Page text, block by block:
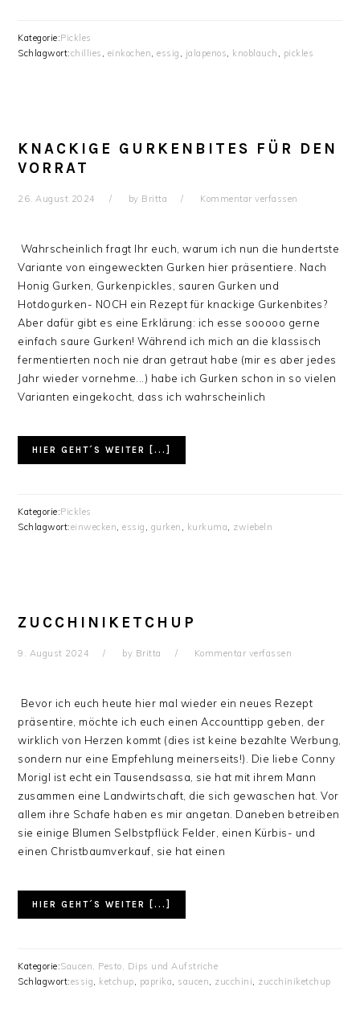
Kategorie:Pickles
Schlagwort:chillies , einkochen,essig , jalapenos, knoblauch , pickles
KNACKIGE GURKENBITES FÜR DEN
VORRAT
26. August 2024 by Britta Kommentar verfassen
Wahrscheinlich fragt Ihr euch, warum ich nun die hundertste
Variante von eingeweckten Gurken hier präsentiere. Nach
Honig Gurken, Gurkenpickles, sauren Gurken und
Hotdogurken- NOCH ein Rezept für knackige Gurkenbites?
Aber dafür gibt es eine Erklärung: ich esse sooooo gerne
einfach saure Gurken! Während ich mich an die klassisch
fermentierten noch nie dran getraut habe (mir es aber jedes
Jahr wieder vornehme...) habe ich Gurken schon in so vielen
Varianten eingekocht, dass ich wahrscheinlich
HIER GEHT´S WEITER [...]
Kategorie:Pickles
Schlagwort:einwecken,essig , gurken , kurkuma, zwiebeln
ZUCCHINIKETCHUP
9. August 2024 by Britta Kommentar verfassen
Bevor ich euch heute hier mal wieder ein neues Rezept
präsentire, möchte ich euch einen Accounttipp geben, der
wirklich von Herzen kommt (dies ist keine bezahlte Werbung,
sondern nur eine Empfehlung meinerseits!). Die liebe Conny
Morigl ist echt ein Tausendsassa, sie hat mit ihrem Mann
zusammen eine Landwirtschaft, die sich gewaschen hat. Vor
allem ihre Schafe haben es mir angetan. Daneben betreiben
sie einige Blumen Selbstpflück Felder, einen Kürbis- und
einen Christbaumverkauf, sie hat einen
HIER GEHT´S WEITER [...]
Kategorie:Saucen, Pesto, Dips und Aufstriche
Schlagwort:essig, ketchup, paprika, saucen, zucchini, zucchiniketchup